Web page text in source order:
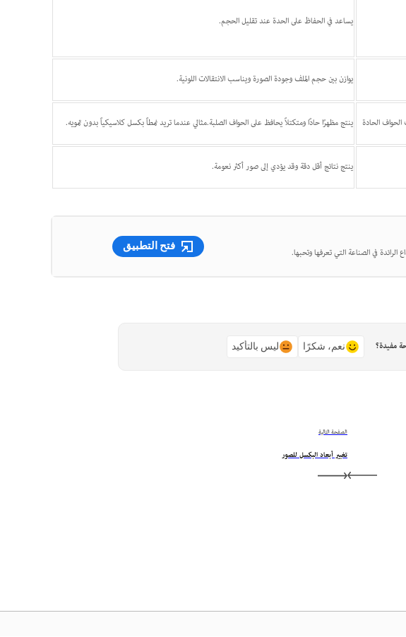
يساعد في الحفاظ على الحدة عند تقليل الحجم.
يوازن بين حجم الملف وجودة الصورة ويناسب الانتقالات اللونية.
الحادة ينتج مظهرًا حادًا ومتكتلاً يحافظ على الحواف الصلبة.مثالي عندما تريد نمطاً بكسل كلاسيكياً بدون تمويه.
ينتج نتائج أقل دقة وقد يؤدي إلى صور أكثر نعومة.
في الصناعة التي تعرفها وتحبها.
فتح التطبيق
مفيدة؟ نعم، شكرًا ليس بالتأكيد
الصفحة التالية
تغيير أبعاد البكسل للصور